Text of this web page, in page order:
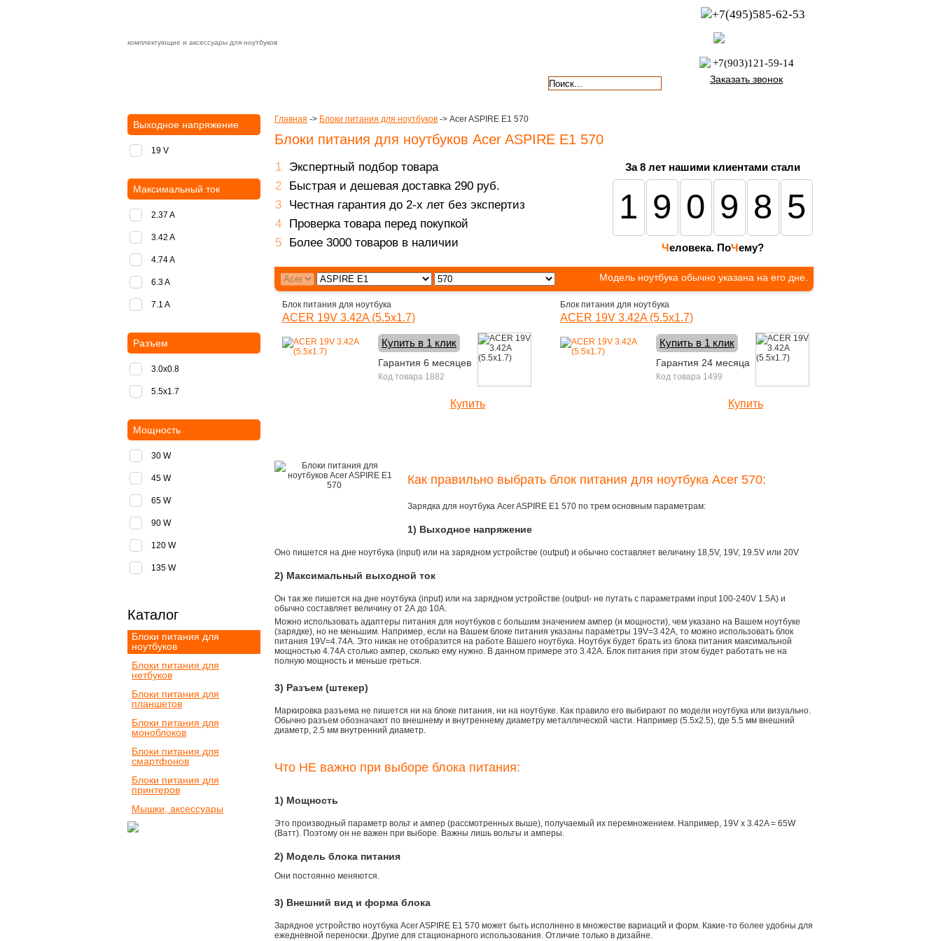
комплектующие и аксессуары для ноутбуков
+7(495)585-62-53
+7(903)121-59-14
Заказать звонок
Главная -> Блоки питания для ноутбуков -> Acer ASPIRE E1 570
Блоки питания для ноутбуков Acer ASPIRE E1 570
Экспертный подбор товара
Быстрая и дешевая доставка 290 руб.
Честная гарантия до 2-х лет без экспертиз
Проверка товара перед покупкой
Более 3000 товаров в наличии
За 8 лет нашими клиентами стали
190985
Человека. ПоЧему?
Модель ноутбука обычно указана на его дне.
Блок питания для ноутбука
ACER 19V 3.42A (5.5x1.7)
Купить в 1 клик
Гарантия 6 месяцев
Код товара 1882
Купить
Блок питания для ноутбука
ACER 19V 3.42A (5.5x1.7)
Купить в 1 клик
Гарантия 24 месяца
Код товара 1499
Купить
Как правильно выбрать блок питания для ноутбука Acer 570:
Зарядка для ноутбука Acer ASPIRE E1 570 по трем основным параметрам:
1) Выходное напряжение
Оно пишется на дне ноутбука (input) или на зарядном устройстве (output) и обычно составляет величину 18,5V, 19V, 19.5V или 20V
2) Максимальный выходной ток
Он так же пишется на дне ноутбука (input) или на зарядном устройстве (output- не путать с параметрами input 100-240V 1.5A) и
обычно составляет величину от 2А до 10A.
Можно использовать адаптеры питания для ноутбуков с большим значением ампер (и мощности), чем указано на Вашем ноутбуке
(зарядке), но не меньшим. Например, если на Вашем блоке питания указаны параметры 19V=3.42A, то можно использовать блок
питания 19V=4.74A. Это никак не отобразится на работе Вашего ноутбука. Ноутбук будет брать из блока питания максимальной
мощностью 4.74А столько ампер, сколько ему нужно. В данном примере это 3.42А. Блок питания при этом будет работать не на
полную мощность и меньше греться.
3) Разъем (штекер)
Маркировка разъема не пишется ни на блоке питания, ни на ноутбуке. Как правило его выбирают по модели ноутбука или визуально.
Обычно разъем обозначают по внешнему и внутреннему диаметру металлической части. Например (5.5x2.5), где 5.5 мм внешний
диаметр, 2.5 мм внутренний диаметр.
Что НЕ важно при выборе блока питания:
1) Мощность
Это производный параметр вольт и ампер (рассмотренных выше), получаемый их перемножением. Например, 19V x 3.42A = 65W
(Ватт). Поэтому он не важен при выборе. Важны лишь вольты и амперы.
2) Модель блока питания
Они постоянно меняются.
3) Внешний вид и форма блока
Зарядное устройство ноутбука Acer ASPIRE E1 570 может быть исполнено в множестве вариаций и форм. Какие-то более удобны для
ежедневной переноски. Другие для стационарного использования. Отличие только в дизайне.
Выходное напряжение
19 V
Максимальный ток
2.37 A
3.42 A
4.74 A
6.3 A
7.1 A
Разъем
3.0x0.8
5.5х1.7
Мощность
30 W
45 W
65 W
90 W
120 W
135 W
Каталог
Блоки питания для
ноутбуков
Блоки питания для
нетбуков
Блоки питания для
планшетов
Блоки питания для
моноблоков
Блоки питания для
смартфонов
Блоки питания для
принтеров
Мышки, аксессуары